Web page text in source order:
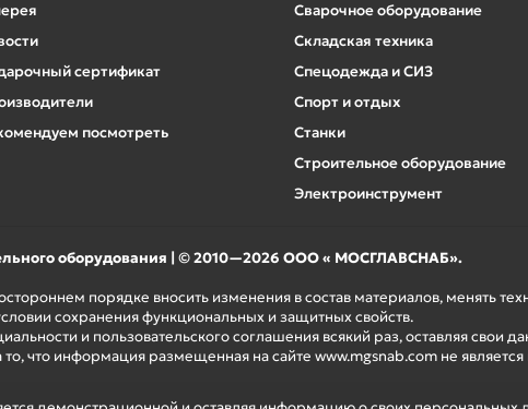
сертификат
посмотреть
Сварочное оборудование
Складская техника
Спецодежда и СИЗ
Спорт и отдых
Станки
Строительное оборудование
Электроинструмент
оборудования | © 2010—2026 ООО « МОСГЛАВСНАБ».
порядке вносить изменения в состав материалов, менять
сохранения функциональных и защитных свойств.
и пользовательского соглашения всякий раз, оставляя свои
что информация размещенная на сайте www.mgsnab.com не